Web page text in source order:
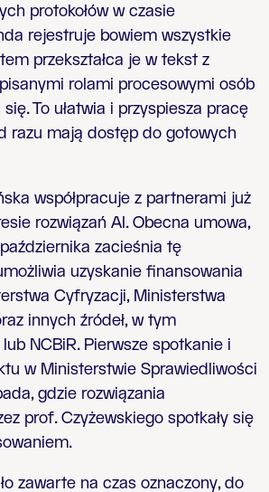
protokołów w czasie
rejestruje bowiem wszystkie
przekształca je w tekst z
rolami procesowymi osób
To ułatwia i przyspiesza pracę
razu mają dostęp do gotowych
współpracuje z partnerami już
rozwiązań AI. Obecna umowa,
zacieśnia tę
uzyskanie finansowania
Cyfryzacji, Ministerstwa
innych źródeł, w tym
NCBiR. Pierwsze spotkanie i
w Ministerstwie Sprawiedliwości
gdzie rozwiązania
prof. Czyżewskiego spotkały się
zawarte na czas oznaczony, do